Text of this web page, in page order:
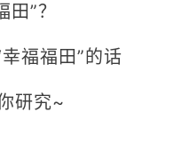
”？
福福田”的话
研究~